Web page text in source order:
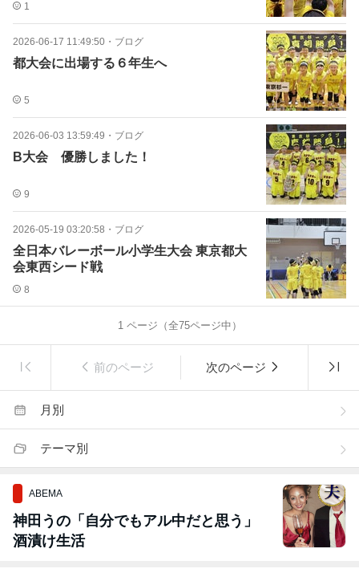
1
2026-06-17 11:49:50 ・ ブログ
都大会に出場する６年生へ
5
2026-06-03 13:59:49 ・ ブログ
B大会 優勝しました！
9
2026-05-19 03:20:58 ・ ブログ
全日本バレーボール小学生大会 東京都大
会東西シード戦
8
1ページ（全75ページ中）
前のページ 次のページ
月別
テーマ別
ABEMA
神田うの「自分でもアル中だと思う」
酒漬け生活